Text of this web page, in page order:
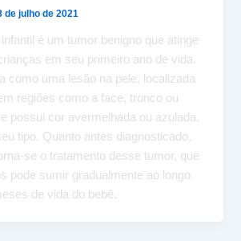
de julho de 2021
é um tumor benigno que atinge
em seu primeiro ano de vida.
como uma lesão na pele, localizada
regiões como a face, tronco ou
possui cor avermelhada ou azulada,
tipo. Quanto antes diagnosticado,
se o tratamento desse tumor, que
pode sumir gradualmente ao longo
de vida do bebê.